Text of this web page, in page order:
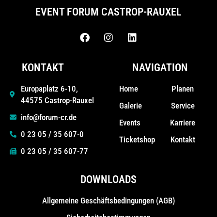
EVENT FORUM CASTROP-RAUXEL
KONTAKT
Europaplatz 6-10,
44575 Castrop-Rauxel
info@forum-cr.de
0 23 05 / 35 607-0
0 23 05 / 35 607-77
NAVIGATION
Home
Galerie
Events
Ticketshop
Planen
Service
Karriere
Kontakt
DOWNLOADS
Allgemeine Geschäfts­bedingungen (AGB)